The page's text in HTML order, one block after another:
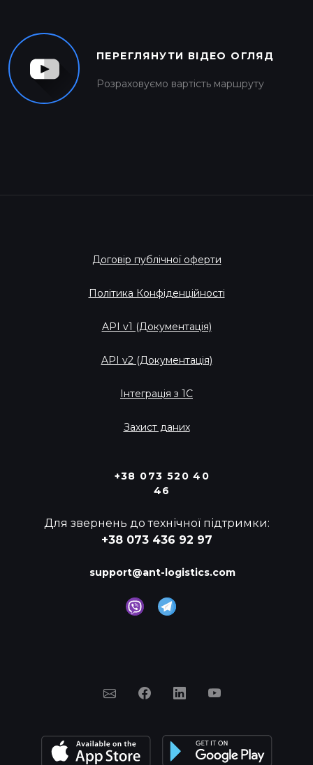
ПЕРЕГЛЯНУТИ ВІДЕО ОГЛЯД
Розраховуємо вартість маршруту
Договір публічної оферти
Політика Конфіденційності
API v1 (Документація)
API v2 (Документація)
Інтеграція з 1С
Захист даних
+38 073 520 40
46
Для звернень до технічної підтримки:
+38 073 436 92 97
support@ant-logistics.com